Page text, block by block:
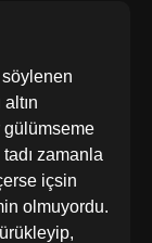
gülümseme
zamanla
içsin
olmuyordu.